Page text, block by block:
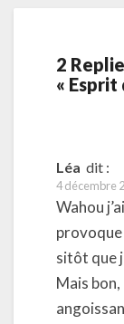
2
« Esprit
Léa dit :
4 décembre
Wahou
provoque
sitôt que
Mais